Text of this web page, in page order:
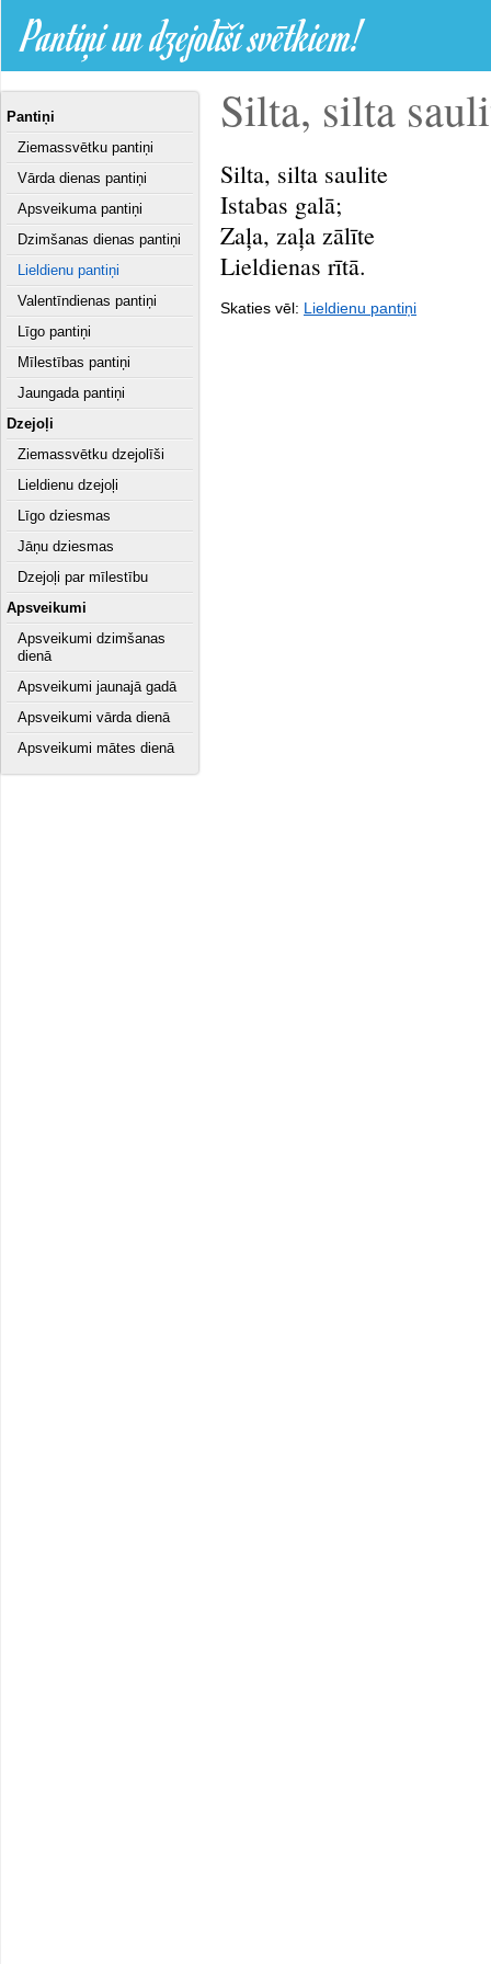
Pantiņi un dzejolīši svētkiem!
Pantiņi
Ziemassvētku pantiņi
Vārda dienas pantiņi
Apsveikuma pantiņi
Dzimšanas dienas pantiņi
Lieldienu pantiņi
Valentīndienas pantiņi
Līgo pantiņi
Mīlestības pantiņi
Jaungada pantiņi
Dzejoļi
Ziemassvētku dzejolīši
Lieldienu dzejoļi
Līgo dziesmas
Jāņu dziesmas
Dzejoļi par mīlestību
Apsveikumi
Apsveikumi dzimšanas
dienā
Apsveikumi jaunajā gadā
Apsveikumi vārda dienā
Apsveikumi mātes dienā
Silta, silta
Silta, silta saulite
Istabas galā;
Zaļa, zaļa zālīte
Lieldienas rītā.
Skaties vēl: Lieldienu pantiņi